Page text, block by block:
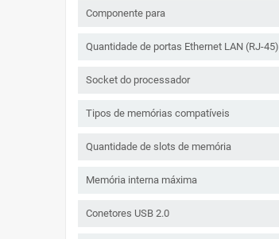
Componente para
Quantidade de portas Ethernet LAN (RJ-45)
Socket do processador
Tipos de memórias compatíveis
Quantidade de slots de memória
Memória interna máxima
Conetores USB 2.0